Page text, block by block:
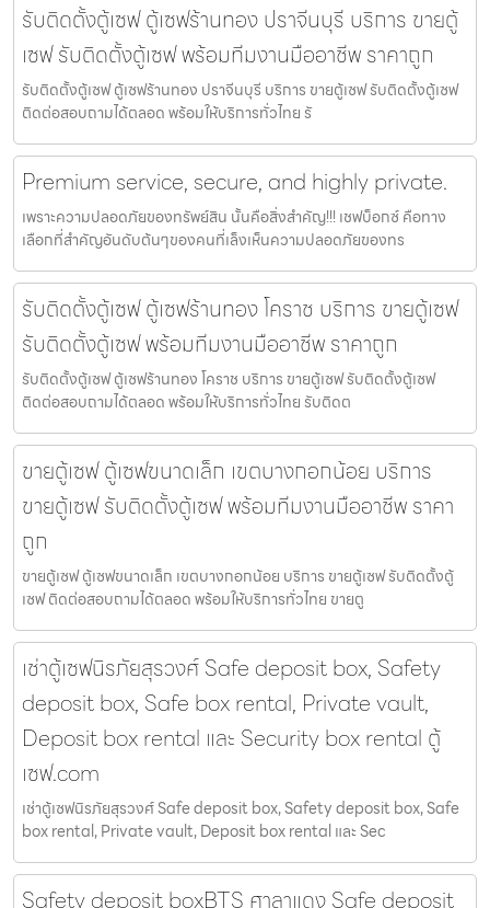
รับติดตั้งตู้เซฟ ตู้เซฟร้านทอง ปราจีนบุรี บริการ ขายตู้
เซฟ รับติดตั้งตู้เซฟ พร้อมทีมงานมืออาชีพ ราคาถูก
รับติดตั้งตู้เซฟ ตู้เซฟร้านทอง ปราจีนบุรี บริการ ขายตู้เซฟ รับติดตั้งตู้เซฟ
ติดต่อสอบถามได้ตลอด พร้อมให้บริการทั่วไทย รั
Premium service, secure, and highly private.
เพราะความปลอดภัยของทรัพย์สิน นั้นคือสิ่งสำคัญ!!! เชฟบ็อกซ์ คือทาง
เลือกที่สำคัญอันดับต้นๆของคนที่เล็งเห็นความปลอดภัยของทร
รับติดตั้งตู้เซฟ ตู้เซฟร้านทอง โคราช บริการ ขายตู้เซฟ
รับติดตั้งตู้เซฟ พร้อมทีมงานมืออาชีพ ราคาถูก
รับติดตั้งตู้เซฟ ตู้เซฟร้านทอง โคราช บริการ ขายตู้เซฟ รับติดตั้งตู้เซฟ
ติดต่อสอบถามได้ตลอด พร้อมให้บริการทั่วไทย รับติดต
ขายตู้เซฟ ตู้เซฟขนาดเล็ก เขตบางกอกน้อย บริการ
ขายตู้เซฟ รับติดตั้งตู้เซฟ พร้อมทีมงานมืออาชีพ ราคา
ถูก
ขายตู้เซฟ ตู้เซฟขนาดเล็ก เขตบางกอกน้อย บริการ ขายตู้เซฟ รับติดตั้งตู้
เซฟ ติดต่อสอบถามได้ตลอด พร้อมให้บริการทั่วไทย ขายตู
เช่าตู้เซฟนิรภัยสุรวงศ์ Safe deposit box, Safety
deposit box, Safe box rental, Private vault,
Deposit box rental และ Security box rental ตู้
เซฟ.com
เช่าตู้เซฟนิรภัยสุรวงศ์ Safe deposit box, Safety deposit box, Safe
box rental, Private vault, Deposit box rental และ Sec
Safety deposit boxBTS ศาลาแดง Safe deposit